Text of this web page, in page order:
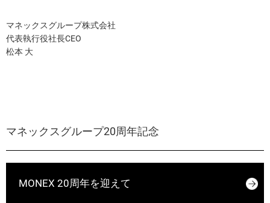
マネックスグループ株式会社
代表執行役社長CEO
松本 大
マネックスグループ20周年記念
MONEX 20周年を迎えて